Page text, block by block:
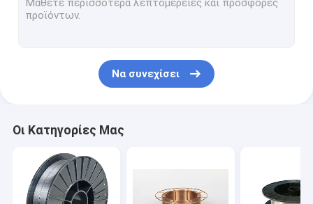
Προϊόντα
Περίπου εμείς
Να συνεχίσει
Οι Κατηγορίες Μας